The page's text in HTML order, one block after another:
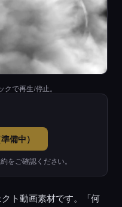
で再生/停止。
備中）
をご確認ください。
ト動画素材です。「何